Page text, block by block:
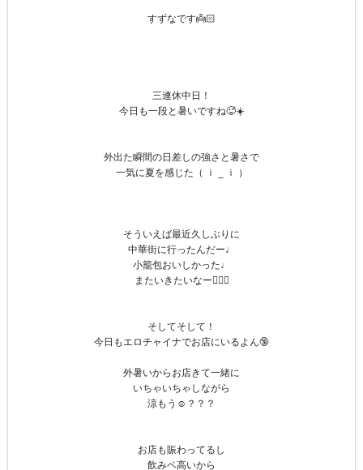
すずなです👼🏻
三連休中日！
今日も一段と暑いですね🥵☀️
外出た瞬間の日差しの強さと暑さで
一気に夏を感じた（ ｉ _ ｉ ）
そういえば最近久しぶりに
中華街に行ったんだー♩
小籠包おいしかった♩
またいきたいなー🧚🏻‍♀️
そしてそして！
今日もエロチャイナでお店にいるよん🔞
外暑いからお店きて一緒に
いちゃいちゃしながら
涼もう☺️？？？
お店も賑わってるし
飲みベ高いから